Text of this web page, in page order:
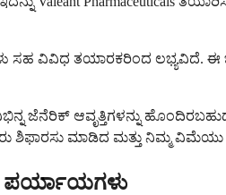
ಸಹ ವಿವಿಧ ತಯಾರಕರಿಂದ
ಜೆನೆರಿಕ್ ಆವೃತ್ತಿಗಳನ್ನು
ಶಿಫಾರಸು ಮಾಡಿದ ಮತ್ತು ನಿಮ್ಮ
ಪರ್ಯಾಯಗಳು